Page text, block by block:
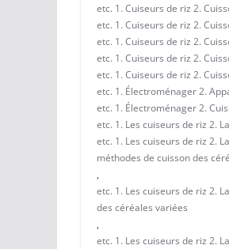
etc. 1. Cuiseurs de riz 2.
etc. 1. Cuiseurs de riz 2.
etc. 1. Cuiseurs de riz 2.
etc. 1. Cuiseurs de riz 2.
etc. 1. Cuiseurs de riz 2.
etc. 1. Électroménager 2.
etc. 1. Électroménager 2.
etc. 1. Les cuiseurs de riz 2.
etc. 1. Les cuiseurs de riz 2.
méthodes de cuisson des
,
etc. 1. Les cuiseurs de riz 2.
des céréales variées
,
etc. 1. Les cuiseurs de riz 2.